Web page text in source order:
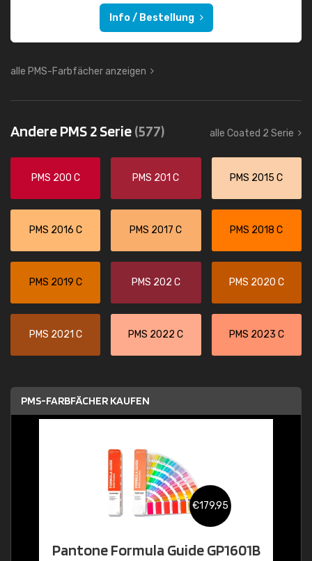
Info / Bestellung
alle PMS-Farbfächer anzeigen
Andere PMS 2 Serie(577) alle Coated 2 Serie
PMS 200 C PMS 201 C PMS 2015 C
PMS 2016 C PMS 2017 C PMS 2018 C
PMS 2019 C PMS 202 C PMS 2020 C
PMS 2021 C PMS 2022 C PMS 2023 C
PMS-FARBFÄCHER KAUFEN
€179,95
Pantone Formula Guide GP1601B